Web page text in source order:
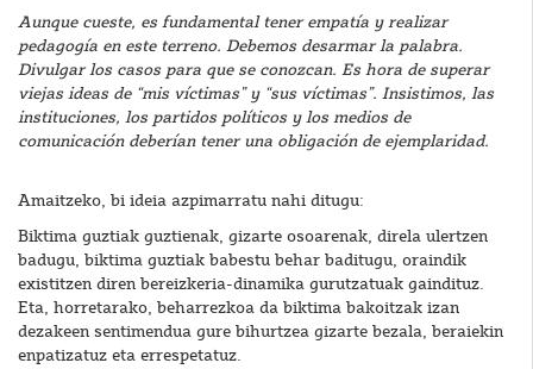
Aunque cueste, es fundamental tener empatía y realizar
pedagogía en este terreno. Debemos desarmar la palabra.
Divulgar los casos para que se conozcan. Es hora de superar
viejas ideas de “mis víctimas” y “sus víctimas”. Insistimos, las
instituciones, los partidos políticos y los medios de
comunicación deberían tener una obligación de ejemplaridad.
Amaitzeko, bi ideia azpimarratu nahi ditugu:
Biktima guztiak guztienak, gizarte osoarenak, direla ulertzen
badugu, biktima guztiak babestu behar baditugu, oraindik
existitzen diren bereizkeria-dinamika gurutzatuak gaindituz.
Eta, horretarako, beharrezkoa da biktima bakoitzak izan
dezakeen sentimendua gure bihurtzea gizarte bezala, beraiekin
enpatizatuz eta errespetatuz.